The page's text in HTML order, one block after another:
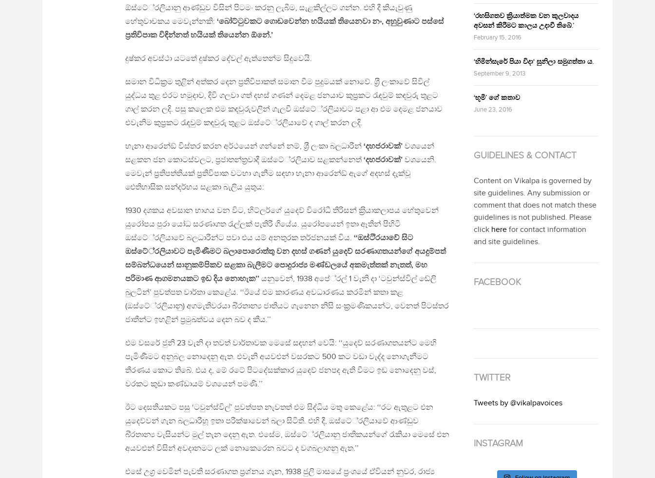
ඕස්ටේ‍්‍රලියානු ආණ්ඩුව විසින් පිටමං කරනු ලැබීම, සැළකිල්ලට ගන්න. එහි දී කියැවුණු
හේතුවාචකය මෙවැන්නකි: ‘බෝට්ටුවකට ගොඩවෙන්න හයියක් තියෙනවා නං, අහුවුණාට පස්සේ
ප‍්‍රතිවිපාක විඳින්නත් හයියක් තියෙන්න ඕනේ.’
දුෂ්කර අවස්ථා යටතේ දුෂ්කර දේවල් ඇත්තෙන්ම සිදුවෙයි.
සමාන විධික‍්‍රම තුළින් අත්කර දෙන ප‍්‍රතිවිපාකත් සමාන වීම පුදුමයක් නොවේ. ශ‍්‍රී ලංකාවේ සිවිල්
යුද්ධය තුළ එරට හමුදාව, දිවි ගලවා ගත් දහස් ගණන් දෙමළ ජනයාව කුප‍්‍රකට රැඳවුම් කඳවුරු තුළට
ගාල් කරන ලදි. පසු කලෙක එම කඳවුරුවලින් ගැලවී ඔස්ටේ‍්‍රලියාවට පළා ආ එම දෙමළ ජනයාව
එවැනිම කුප‍්‍රකට රැඳවුම් කඳවුරු තුළට ඔස්ටේ‍්‍රලියාවේ ද ගාල් කරන ලදි.
හැනා ආරෙන්ඞ් විස්තර කරන අර්ථයෙන් ගන්නේ නම්, ශ‍්‍රී ලංකා බලධාරීන් ‘දහජරාවක්’ වශයෙන්
සළකන ජන කොටස්වලට, ප‍්‍රජාතන්ත‍්‍රවාදී ඔස්ටේ‍්‍රලියාව සළකන්නෙත් ‘දහජරාවක්’ වශයෙනි.
මෙවැන් ප‍්‍රතිපත්තියක් ප‍්‍රතිවිපාක වටහා ගැනීම සඳහා හැනා ආරෙන්ඞ් ඇගේ අදහස් දැක්වූ
ඓතිහාසික සන්දර්භය සළකා බැලිය යුතුය:
1930 දශකය අවසාන භාගය වන විට, හිට්ලර්ගේ යුදෙව් විරෝධී තිරිසන් ක‍්‍රියාකලාපය හේතුවෙන්
යුරෝපය පුරා යෝධ සරණාගත රැල්ලක් පැතිරී ගියේය. යුරෝපයෙන් ඉතා ඈතින් පිහිටි
ඔස්ටේ‍්‍රලියාවේ බලධාරීන්ට පවා එය යම් අනතුරක තර්ජනයක් විය. ‘‘ඔස්ටි‍්‍රයාවේ සිට
ඔස්ටේ‍්‍රලියාවට පැමිණීමට බලාපොරොත්තු වන දහස් ගණන් යුදෙව් සරණාගතයන්ගේ අයදුම්පත්
සම්බන්ධයෙන් සානුකම්පිකව සළකා බැලීමට පොදුරාජ්‍ය මණ්ඩලයේ අකමැත්තක් නැතත්, මහ
පරිමාණ ආගමනයකට ඉඩ දිය නොහැක’’ යනුවෙන්, 1938 අපේ‍්‍රල් 1 වැනි දා ‘ටවුන්ස්විල් ඬේලි
බුලටින්’ පුවත්පත වාර්තා කෙළේය. ‘‘ඊයේ එම කාරණය අවධාරණය කරමින් කතා කළ
(ඔස්ටේ‍්‍රලියානු) අගමැතිවරයා බි‍්‍රතාන්‍ය ජාතියට ගැනෙන නිසි සංක‍්‍රමණිකයන්ට, වෙනත් පිටස්තර
ජාතීන්ට ඉහළින් ප‍්‍රමුඛත්වය දෙන බව ද කීය.’’
එම වසරේ ජුනි 23 වැනි දා තවත් වාර්තාවක මෙසේ සඳහන් වෙයි: ‘‘යුදෙව් සරණාගතයන්ට මෙහි
පැමිණීමට අනුබල නොදෙනු ඇත. එවැනි අයවළුන් වසරකට 500 කට වඩා වැද්ද නොගැනීමට
තීරණය කොට තිබේ. එය ද, මේ රටේ පිටදේසක්කාර යුදෙව් ජනපද ඇති වීමට ඉඩ නොදෙනු වස්,
වරකට කුඩා කණ්ඩායම් වශයෙන් පමණි.’’
ඊට දෙසතියකට පසු ‘ටවුන්ස්විල්’ පුවත්පත නැවතත් එම සිද්ධිය මතු කෙළේය: ‘‘රට ඇතුළට එන
යුදෙව්වන් ගැන බලධාරීහූ ඉතා පරීක්ෂාවෙන් බලා සිටිති. එහි දී, ඔස්ටේ‍්‍රලියාවේ ආණ්ඩුව
බි‍්‍රතාන්‍ය වැසියන්ට මුල් තැන දෙනු ඇත. එසේම, ඔස්ටේ‍්‍රලියානු ජාතිකයන්ගේ රැකියා මෙසේ එන
අයවළුන් විසින් අවදානමට ලක් නොකෙරෙන බවට ද වගබලාගනු ඇත.’’
එසේ උග‍්‍ර වෙමින් පැවති සරණාගත ප‍්‍රශ්නය ගැන, 1938 ජුලි මාසයේ ප‍්‍රංශයේ ඒවියන් නුවර, රාජ්‍ය
‘රහසිගතව ක්‍රියාත්මක වන කුලවාදය
අවසන් කිරීමට කාලය උදාවී තිබේ.’
February 15, 2016
‘හිමින්සැරේ පියා විදා‘ සුනිලා සමුගත්තා ය.
September 9, 2013
‘භූමි’ ගේ කතාව
June 23, 2016
GUIDELINES & CONTACT
Content on Vikalpa is governed by
site guidelines. Any submission or
comment that does not match these
guidelines is not published. Please
click here for contact information
and site guidelines.
FACEBOOK
TWITTER
Tweets by @vikalpavoices
INSTAGRAM